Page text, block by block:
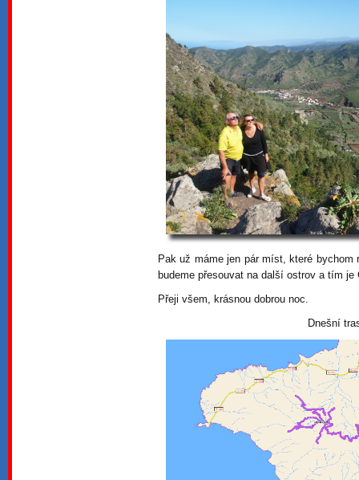
Pak už máme jen pár míst, které
budeme přesouvat na další ostrov a tím je
Přeji všem, krásnou dobrou noc.
Dnešní